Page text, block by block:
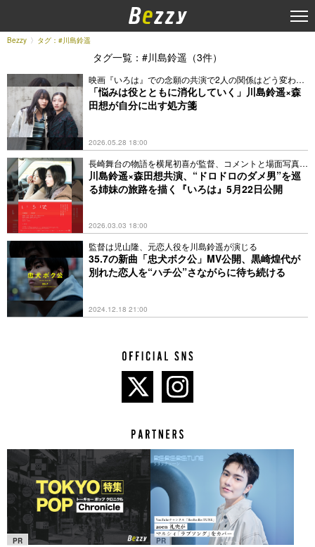
Bezzy タグ：#川島鈴遥
タグ一覧：#川島鈴遥（3件）
映画『いろは』での念願の共演で2人の関係はどう変わっ
た？
「悩みは役とともに消化していく」川島鈴遥×森
田想が自分に出す処方箋
2026.05.28 18:00
長崎舞台の物語を横尾初喜が監督、コメントと場面写真解
禁
川島鈴遥×森田想共演、“ドロドロのダメ男”を巡
る姉妹の旅路を描く『いろは』5月22日公開
2026.03.03 18:00
監督は児山隆、元恋人役を川島鈴遥が演じる
35.7の新曲「忠犬ボク公」MV公開、黒崎煌代が
別れた恋人を“ハチ公”さながらに待ち続ける
2024.12.18 21:00
PR PR